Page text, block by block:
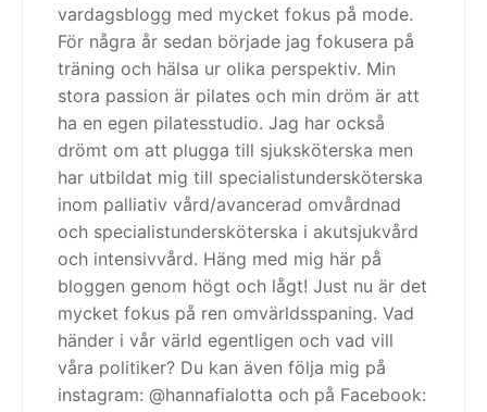
vardagsblogg med mycket fokus på mode.
För några år sedan började jag fokusera på
träning och hälsa ur olika perspektiv. Min
stora passion är pilates och min dröm är att
ha en egen pilatesstudio. Jag har också
drömt om att plugga till sjuksköterska men
har utbildat mig till specialistundersköterska
inom palliativ vård/avancerad omvårdnad
och specialistundersköterska i akutsjukvård
och intensivvård. Häng med mig här på
bloggen genom högt och lågt! Just nu är det
mycket fokus på ren omvärldsspaning. Vad
händer i vår värld egentligen och vad vill
våra politiker? Du kan även följa mig på
instagram: @hannafialotta och på Facebook: